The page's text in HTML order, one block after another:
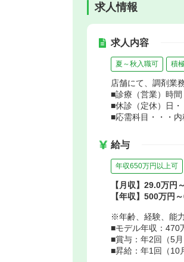
求人情報
求人内容
夏～秋入職可 積
店舗にて、調剤業
■診療（営業）時
■休診（定休）日・
■応需科目・・・
給与
年収650万円以上可
【月収】29.0万円
【年収】500万円
※年齢、経験、能
■モデル年収：470
■賞与：年2回（5月
■昇給：年1回（10